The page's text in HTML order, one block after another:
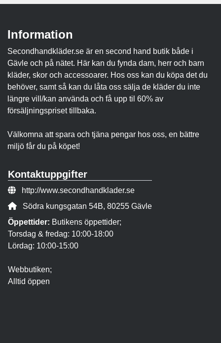
Information
Secondhandkläder.se är en second hand butik både i
Gävle och på nätet. Här kan du fynda dam, herr och barn
kläder, skor och accessoarer. Hos oss kan du köpa det du
behöver, samt så kan du låta oss sälja de kläder du inte
längre vill/kan använda och få upp til 60% av
försäljningspriset tillbaka.
Välkomna att spara och tjäna pengar hos oss, en bättre
miljö får du på köpet!
Kontaktuppgifter
Webbsida:
http://www.secondhandklader.se
Adress:
Södra kungsgatan 54B, 80255 Gävle
Öppettider: Butikens öppettider;
Torsdag & fredag: 10:00-18:00
Lördag: 10:00-15:00
Webbutiken;
Alltid öppen